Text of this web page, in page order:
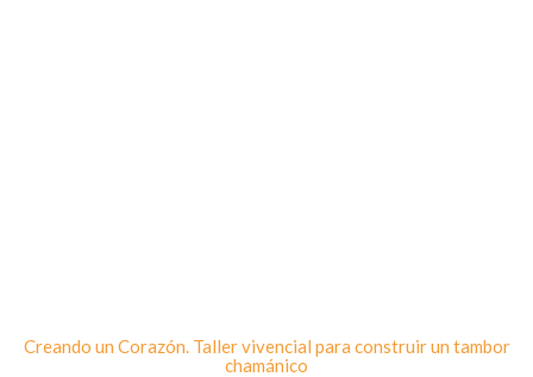
Creando un Corazón. Taller vivencial para construir un tambor
chamánico